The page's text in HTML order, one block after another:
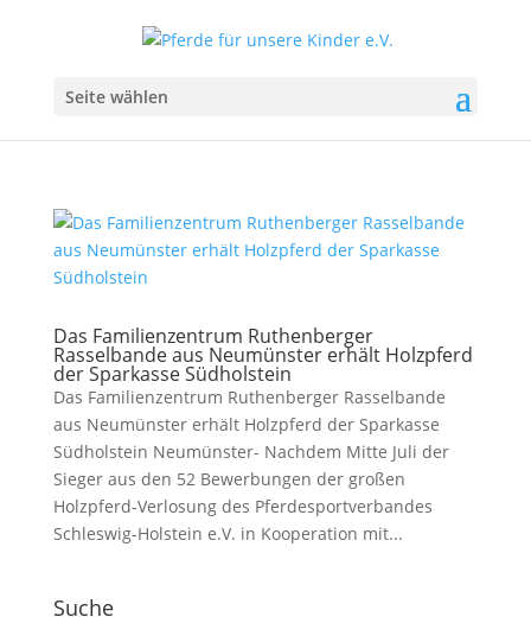
Seite wählen
Das Familienzentrum Ruthenberger
Rasselbande aus Neumünster erhält Holzpferd
der Sparkasse Südholstein
Das Familienzentrum Ruthenberger Rasselbande
aus Neumünster erhält Holzpferd der Sparkasse
Südholstein Neumünster- Nachdem Mitte Juli der
Sieger aus den 52 Bewerbungen der großen
Holzpferd-Verlosung des Pferdesportverbandes
Schleswig-Holstein e.V. in Kooperation mit...
Suche